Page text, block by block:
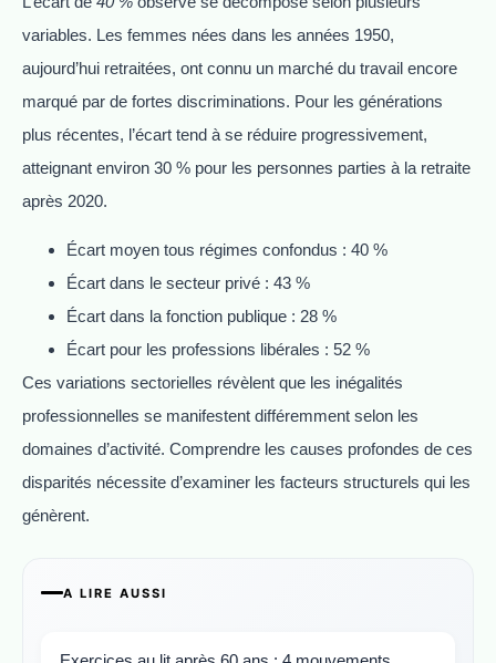
variables. Les femmes nées dans les années 1950,
aujourd’hui retraitées, ont connu un marché du travail encore
marqué par de fortes discriminations. Pour les générations
plus récentes, l’écart tend à se réduire progressivement,
atteignant environ 30 % pour les personnes parties à la retraite
après 2020.
Écart moyen tous régimes confondus : 40 %
Écart dans le secteur privé : 43 %
Écart dans la fonction publique : 28 %
Écart pour les professions libérales : 52 %
Ces variations sectorielles révèlent que les inégalités
professionnelles se manifestent différemment selon les
domaines d’activité. Comprendre les causes profondes de ces
disparités nécessite d’examiner les facteurs structurels qui les
génèrent.
A LIRE AUSSI